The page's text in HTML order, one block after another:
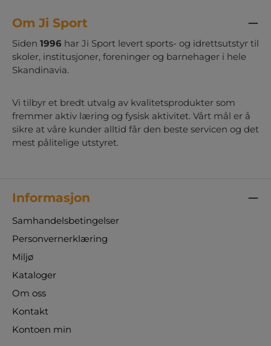
Om Ji Sport
Siden 1996 har Ji Sport levert sports- og idrettsutstyr til
skoler, institusjoner, foreninger og barnehager i hele
Skandinavia.
Vi tilbyr et bredt utvalg av kvalitetsprodukter som
fremmer aktiv læring og fysisk aktivitet. Vårt mål er å
sikre at våre kunder alltid får den beste servicen og det
mest pålitelige utstyret.
Informasjon
Samhandelsbetingelser
Personvernerklæring
Miljø
Kataloger
Om oss
Kontakt
Kontoen min